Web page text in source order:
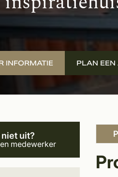
INFORMATIE PLAN
niet uit?
medewerker